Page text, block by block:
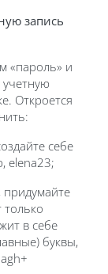
запись
«пароль» и
учетную
Откроется
себе
elena23;
в себе
буквы,